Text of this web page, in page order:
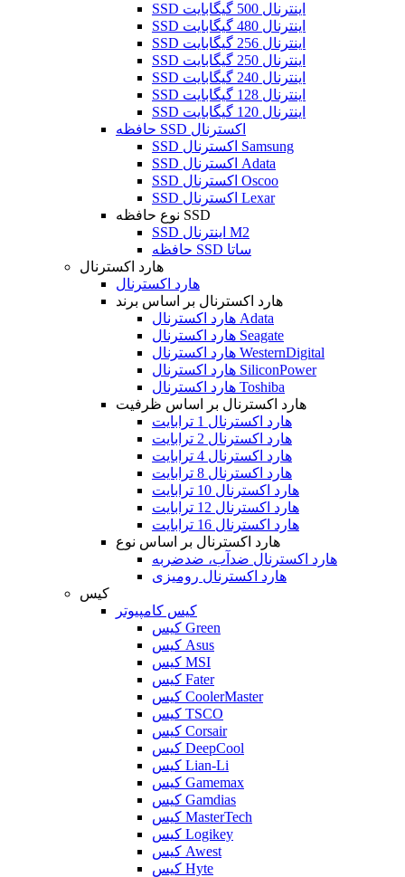
SSD اینترنال 500 گیگابایت
SSD اینترنال 480 گیگابایت
SSD اینترنال 256 گیگابایت
SSD اینترنال 250 گیگابایت
SSD اینترنال 240 گیگابایت
SSD اینترنال 128 گیگابایت
SSD اینترنال 120 گیگابایت
حافظه SSD اکسترنال
SSD اکسترنال Samsung
SSD اکسترنال Adata
SSD اکسترنال Oscoo
SSD اکسترنال Lexar
نوع حافظه SSD
SSD اینترنال M2
حافظه SSD ساتا
هارد اکسترنال
هارد اکسترنال
هارد اکسترنال بر اساس برند
هارد اکسترنال Adata
هارد اکسترنال Seagate
هارد اکسترنال WesternDigital
هارد اکسترنال SiliconPower
هارد اکسترنال Toshiba
هارد اکسترنال بر اساس ظرفیت
هارد اکسترنال 1 ترابایت
هارد اکسترنال 2 ترابایت
هارد اکسترنال 4 ترابایت
هارد اکسترنال 8 ترابایت
هارد اکسترنال 10 ترابایت
هارد اکسترنال 12 ترابایت
هارد اکسترنال 16 ترابایت
هارد اکسترنال بر اساس نوع
هارد اکسترنال ضدآب، ضدضربه
هارد اکسترنال رومیزی
کیس
کیس کامپیوتر
کیس Green
کیس Asus
کیس MSI
کیس Fater
کیس CoolerMaster
کیس TSCO
کیس Corsair
کیس DeepCool
کیس Lian-Li
کیس Gamemax
کیس Gamdias
کیس MasterTech
کیس Logikey
کیس Awest
کیس Hyte